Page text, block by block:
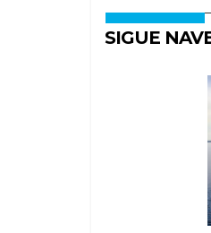
SIGUE